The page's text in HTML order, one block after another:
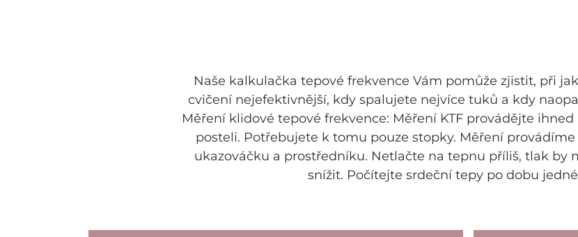
Naše kalkulačka tepové frekvence Vám pomůže zjistit, při
cvičení nejefektivnější, kdy spalujete nejvíce tuků a kdy
Měření klidové tepové frekvence: Měření KTF provádějte
posteli. Potřebujete k tomu pouze stopky. Měření
ukazováčku a prostředníku. Netlačte na tepnu příliš, tlak by
snížit. Počítejte srdeční tepy po dobu